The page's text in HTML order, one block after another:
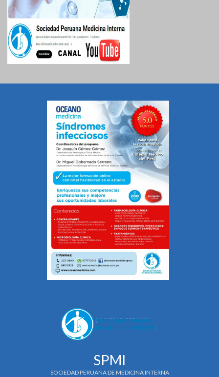
SPMI
SOCIEDAD PERUANA DE MEDICINA INTERNA